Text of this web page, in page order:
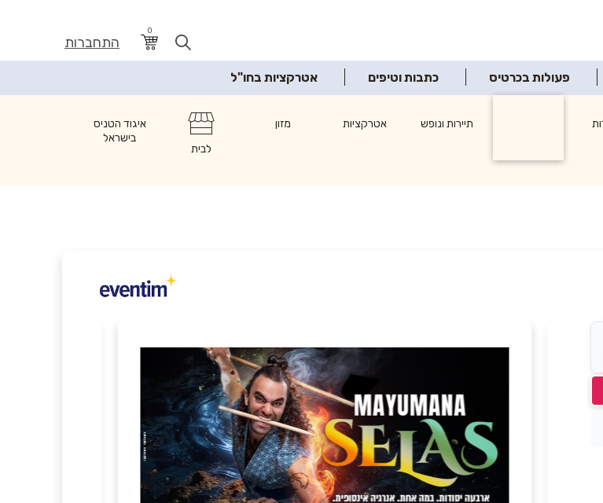
0
התחברות
פעולות בכרטיס כתבות וטיפים אטרקציות בחו"ל
תיירות ונופש אטרקציות
מזון
לבית
איגוד הטניס
בישראל